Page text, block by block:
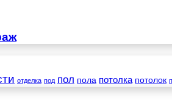
отделка под пол пола потолка потолок